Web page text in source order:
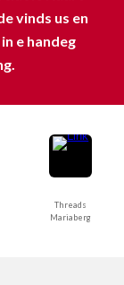
vinds us en
e handeg
Threads
Mariaberg